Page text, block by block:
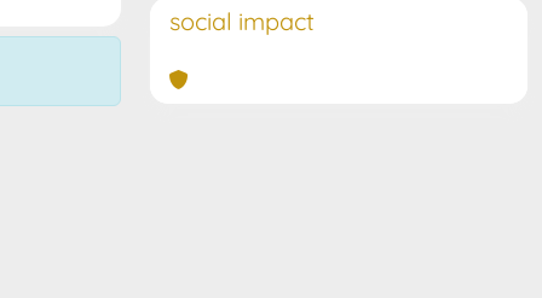
social impact